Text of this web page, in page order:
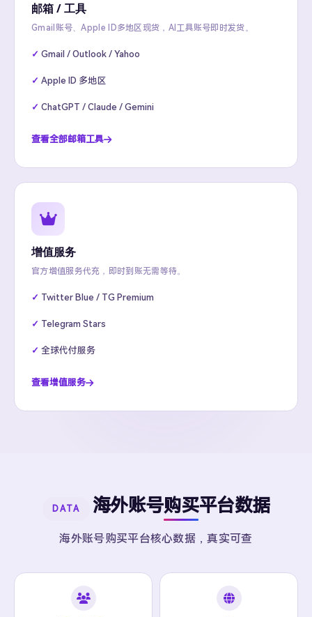
邮箱 / 工具
Gmail账号、Apple ID多地区现货，AI工具账号即时发货。
Gmail / Outlook / Yahoo
Apple ID 多地区
ChatGPT / Claude / Gemini
查看全部邮箱工具
增值服务
官方增值服务代充，即时到账无需等待。
Twitter Blue / TG Premium
Telegram Stars
全球代付服务
查看增值服务
DATA 海外账号购买平台数据
海外账号购买平台核心数据，真实可查